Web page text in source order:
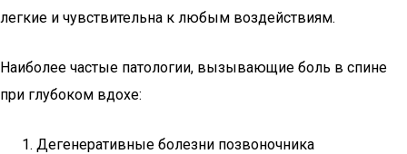
легкие и чувствительна к любым воздействиям.
Наиболее частые патологии, вызывающие боль в спине
при глубоком вдохе:
Дегенеративные болезни позвоночника